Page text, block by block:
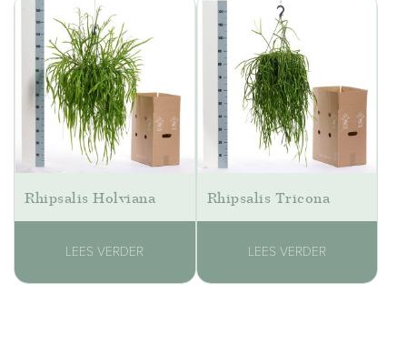
Rhipsalis Holviana
LEES VERDER
Rhipsalis Tricona
LEES VERDER